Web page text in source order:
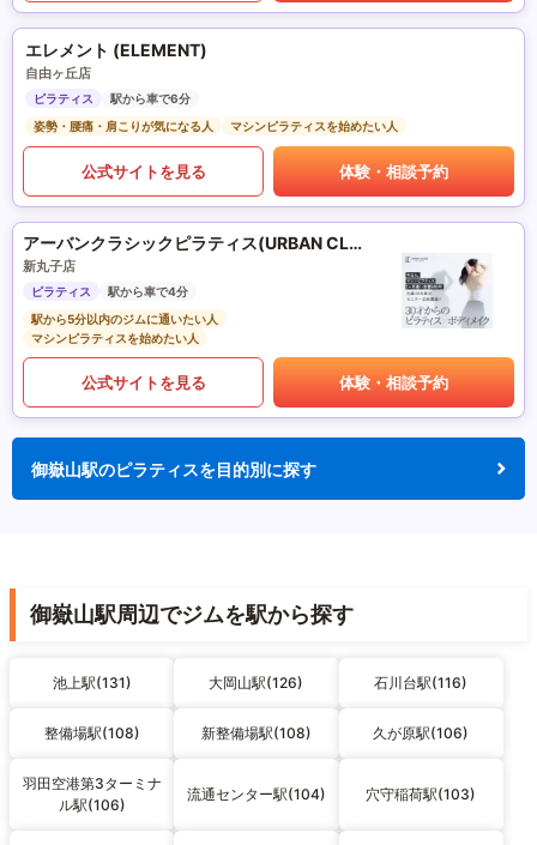
エレメント (ELEMENT)
自由ヶ丘店
ピラティス
駅から車で6分
姿勢・腰痛・肩こりが気になる人
マシンピラティスを始めたい人
公式サイトを見る 体験・相談予約
アーバンクラシックピラティス(URBAN CLASSIC PILATES)
新丸子店
ピラティス
駅から車で4分
駅から5分以内のジムに通いたい人
マシンピラティスを始めたい人
公式サイトを見る 体験・相談予約
御嶽山駅のピラティスを目的別に探す
御嶽山駅周辺でジムを駅から探す
池上駅(131) 大岡山駅(126) 石川台駅(116)
整備場駅(108) 新整備場駅(108) 久が原駅(106)
羽田空港第3ターミナ
ル駅(106)
流通センター駅(104) 穴守稲荷駅(103)